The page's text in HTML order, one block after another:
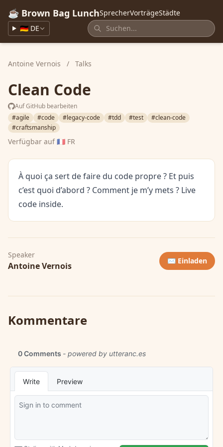
☕ Brown Bag LunchSprecherVorträgeStädte
🇩🇪 DE
Antoine Vernois / Talks
Clean Code
Auf GitHub bearbeiten
#agile
#code #legacy-code #tdd #test
#clean-code
#craftsmanship
Verfügbar auf🇫🇷 FR
À quoi ça sert de faire du code propre ? Et puis
c’est quoi d’abord ? Comment je m’y mets ? Live
code inside.
Speaker
Antoine Vernois ✉️ Einladen
Kommentare